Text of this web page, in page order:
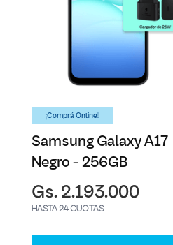
¡Comprá Online!
Samsung Galaxy A17
Negro - 256GB
Gs. 2.193.000
HASTA 24 CUOTAS